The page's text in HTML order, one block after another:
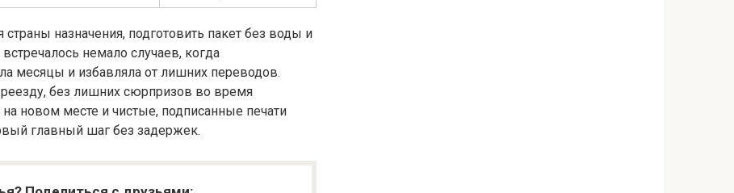
страны назначения, подготовить пакет без воды и
немало случаев, когда
месяцы и избавляла от лишних переводов.
без лишних сюрпризов во время
новом месте и чистые, подписанные печати
главный шаг без задержек.